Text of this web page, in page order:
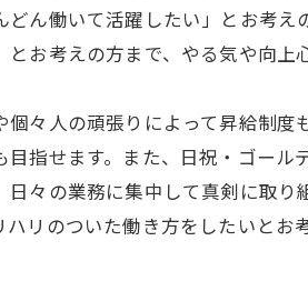
どん働いて活躍したい」とお考
とお考えの方まで、やる気や向
個々人の頑張りによって昇給制
目指せます。また、日祝・ゴー
日々の業務に集中して真剣に取
ハリのついた働き方をしたいとお